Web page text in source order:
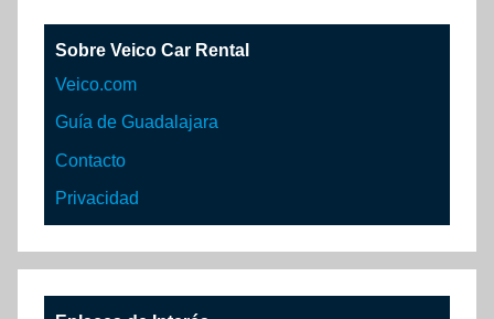
Sobre Veico Car Rental
Veico.com
Guía de Guadalajara
Contacto
Privacidad